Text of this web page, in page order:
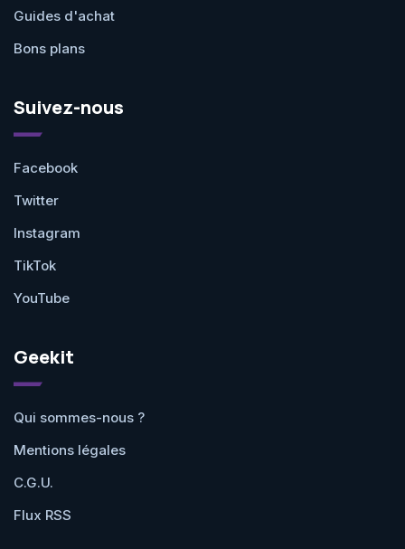
Guides d'achat
Bons plans
Suivez-nous
Facebook
Twitter
Instagram
TikTok
YouTube
Geekit
Qui sommes-nous ?
Mentions légales
C.G.U.
Flux RSS